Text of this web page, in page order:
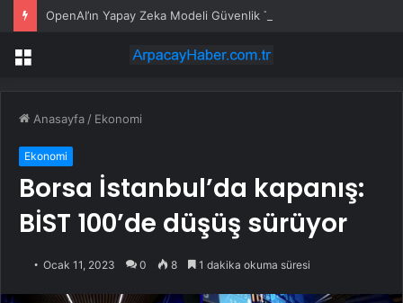
Menü
Anasayfa / Ekonomi
Ekonomi
Borsa İstanbul’da kapanış:
BİST 100’de düşüş sürüyor
Ocak 11, 2023 0 8 1 dakika okuma süresi